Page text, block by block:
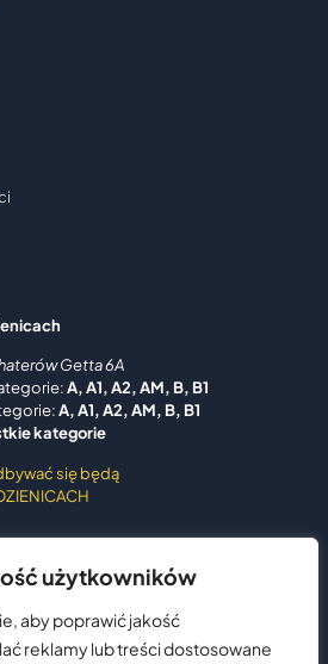
użytkowników
aby poprawić jakość
reklamy lub treści dostosowane
Getta 6A
A, A1, A2, AM, B, B1
A, A1, A2, AM, B, B1
kategorie
się będą
A, A1, A2, AM, B, B1